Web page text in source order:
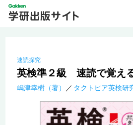
速読探究
英検準２級 速読で覚え
嶋津幸樹（著） タクトピア英検研